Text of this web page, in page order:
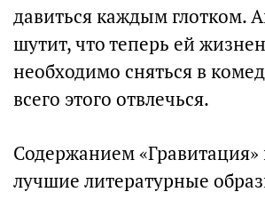
давиться каждым глотком.
шутит, что теперь ей
необходимо сняться в
всего этого отвлечься.
Содержанием
лучшие литературные